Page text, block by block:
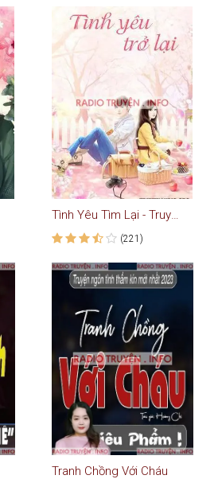
Tình Yêu Tìm Lại - Truyện Ngôn Tình
(221)
Tranh Chồng Với Cháu